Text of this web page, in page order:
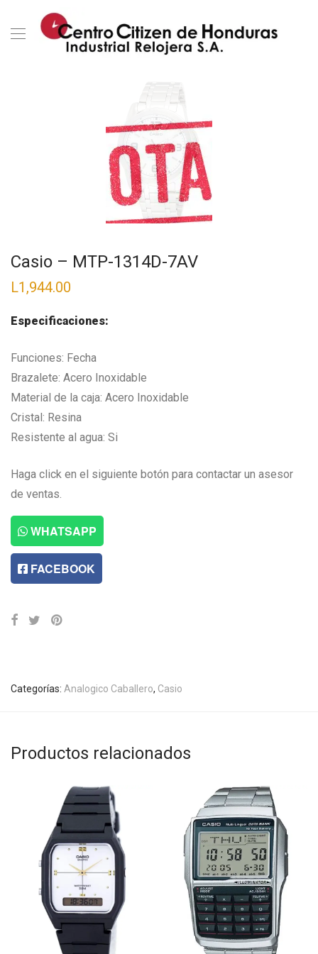
Casio – MTP-1314D-7AV
L1,944.00
Especificaciones:
Funciones: Fecha
Brazalete: Acero Inoxidable
Material de la caja: Acero Inoxidable
Cristal: Resina
Resistente al agua: Si
Haga click en el siguiente botón para contactar un asesor
de ventas.
WHATSAPP
FACEBOOK
Categorías: Analogico Caballero, Casio
Productos relacionados